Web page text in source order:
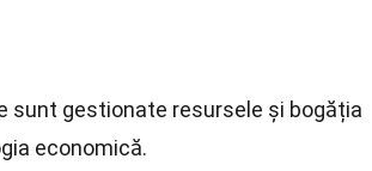
sunt gestionate resursele și bogăția
economică.